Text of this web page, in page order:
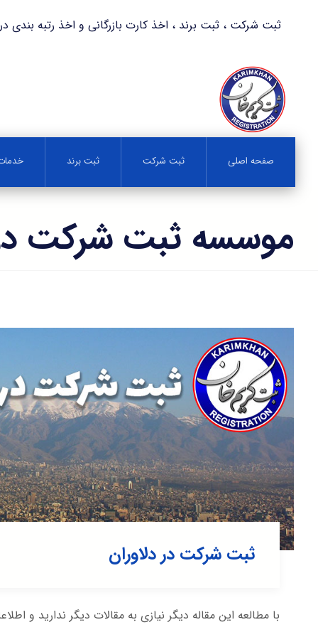
ثبت شرکت ، ثبت برند ، اخذ کارت بازرگانی و اخذ رتبه بندی در کمترین
صفحه اصلی ثبت شرکت ثبت برند
موسسه ثبت شرکت در
ثبت شرکت در دلاوران
با مطالعه این مقاله دیگر نیازی به مقالات دیگر ندارید و